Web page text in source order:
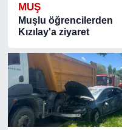
MUŞ
Muşlu öğrencilerden
Kızılay'a ziyaret